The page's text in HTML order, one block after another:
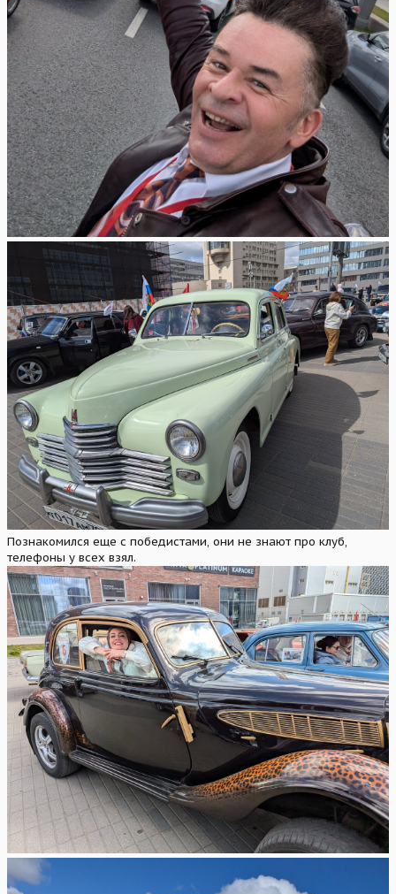
Познакомился еще с победистами, они не знают про клуб,
телефоны у всех взял.